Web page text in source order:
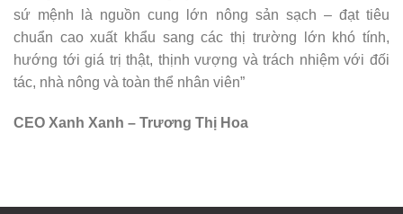
sứ mệnh là nguồn cung lớn nông sản sạch – đạt tiêu
chuẩn cao xuất khẩu sang các thị trường lớn khó tính,
hướng tới giá trị thật, thịnh vượng và trách nhiệm với đối
tác, nhà nông và toàn thể nhân viên”
CEO Xanh Xanh – Trương Thị Hoa